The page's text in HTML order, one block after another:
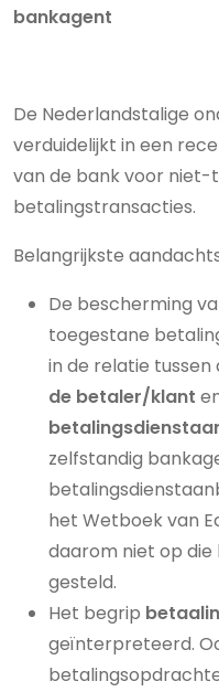
bankagent
De Nederlandstalige
verduidelijkt in een
van de bank voor niet-
betalingstransacties.
Belangrijkste
De bescherming
toegestane
in de relatie tussen
de betaler/klant
zelfstandig
het Wetboek van
daarom niet op die
gesteld.
Het begrip
geïnterpreteerd.